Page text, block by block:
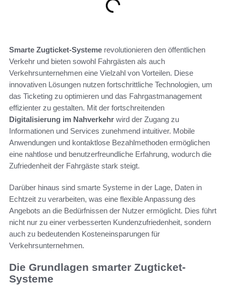
Smarte Zugticket-Systeme revolutionieren den öffentlichen
Verkehr und bieten sowohl Fahrgästen als auch
Verkehrsunternehmen eine Vielzahl von Vorteilen. Diese
innovativen Lösungen nutzen fortschrittliche Technologien, um
das Ticketing zu optimieren und das Fahrgastmanagement
effizienter zu gestalten. Mit der fortschreitenden
Digitalisierung im Nahverkehr wird der Zugang zu
Informationen und Services zunehmend intuitiver. Mobile
Anwendungen und kontaktlose Bezahlmethoden ermöglichen
eine nahtlose und benutzerfreundliche Erfahrung, wodurch die
Zufriedenheit der Fahrgäste stark steigt.
Darüber hinaus sind smarte Systeme in der Lage, Daten in
Echtzeit zu verarbeiten, was eine flexible Anpassung des
Angebots an die Bedürfnissen der Nutzer ermöglicht. Dies führt
nicht nur zu einer verbesserten Kundenzufriedenheit, sondern
auch zu bedeutenden Kosteneinsparungen für
Verkehrsunternehmen.
Die Grundlagen smarter Zugticket-
Systeme